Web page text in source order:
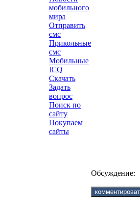
мобильного
мира
Отправить
смс
Прикольные
смс
Мобильные
ICQ
Скачать
Задать
вопрос
Поиск по
сайту
Покупаем
сайты
Обсуждение: